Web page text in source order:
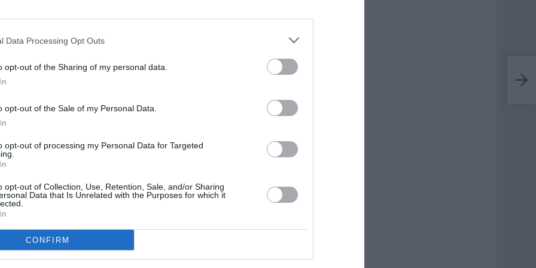
Data Processing Opt Outs
opt-out of the Sharing of my personal data.
opt-out of the Sale of my Personal Data.
opt-out of processing my Personal Data for Targeted
opt-out of Collection, Use, Retention, Sale, and/or Sharing
Data that Is Unrelated with the Purposes for which it
CONFIRM
dans ce jeu de médecin après
ne doit pas attendre qu’un conflit prenne
un stade de non retour pour intervenir.
nos Etats se détournent de leur rôle
voie de développement veulent des
faire à n’importe quel prix.
être capables d’élaborer des codes
non seulement d’attirer des investisseurs
travailleurs. Seuls de tels codes peuvent
leur autorité lorsque celle-ci se trouve
un traitement dégradant et humiliant des